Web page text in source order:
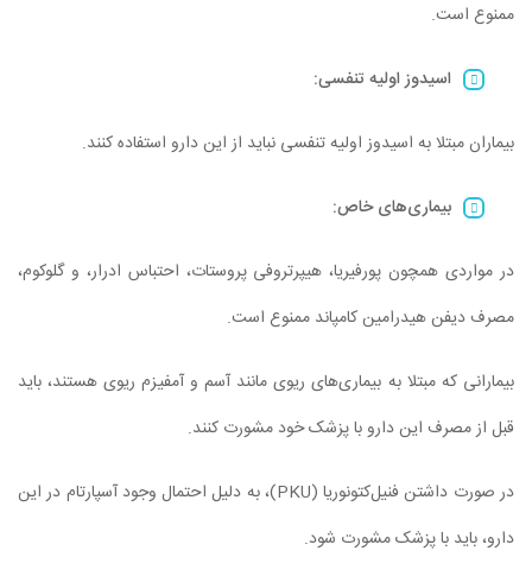
ممنوع است.
اسیدوز اولیه تنفسی:
بیماران مبتلا به اسیدوز اولیه تنفسی نباید از این دارو استفاده کنند.
بیماری‌های خاص:
در مواردی همچون پورفیریا، هیپرتروفی پروستات، احتباس ادرار، و گلوکوم،
مصرف دیفن هیدرامین کامپاند ممنوع است.
بیمارانی که مبتلا به بیماری‌های ریوی مانند آسم و آمفیزم ریوی هستند، باید
قبل از مصرف این دارو با پزشک خود مشورت کنند.
در صورت داشتن فنیل‌کتونوریا (PKU)، به دلیل احتمال وجود آسپارتام در این
دارو، باید با پزشک مشورت شود.